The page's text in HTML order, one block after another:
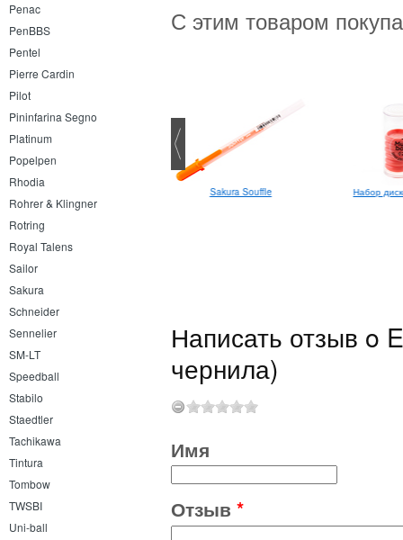
Penac
PenBBS
Pentel
Pierre Cardin
Pilot
Pininfarina Segno
Platinum
Popelpen
Rhodia
Rohrer & Klingner
Rotring
Royal Talens
Sailor
Sakura
Schneider
Sennelier
SM-LT
Speedball
Stabilo
Staedtler
Tachikawa
Tintura
Tombow
TWSBI
Uni-ball
С этим товаром
Sakura Souffle Набор
Написать отзыв o
чернила)
Имя
Отзыв *